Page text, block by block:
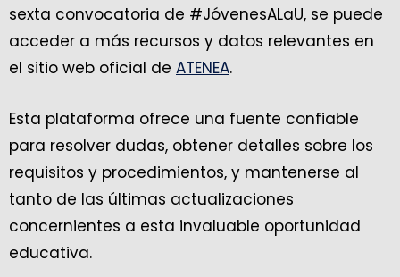
sexta convocatoria de #JóvenesALaU, se puede
acceder a más recursos y datos relevantes en
el sitio web oficial de ATENEA.
Esta plataforma ofrece una fuente confiable
para resolver dudas, obtener detalles sobre los
requisitos y procedimientos, y mantenerse al
tanto de las últimas actualizaciones
concernientes a esta invaluable oportunidad
educativa.